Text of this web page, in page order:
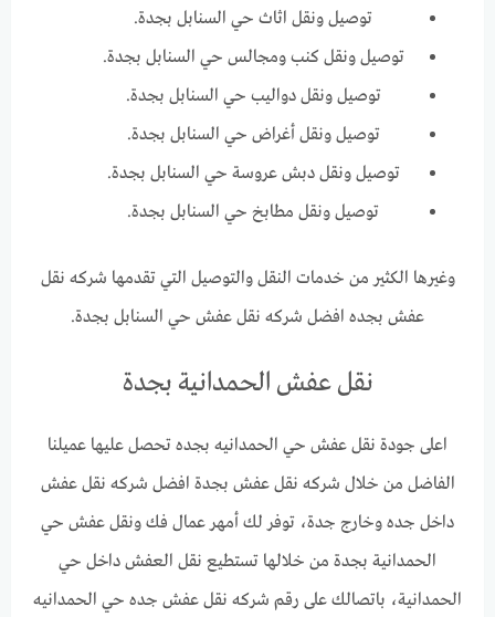
توصيل ونقل اثاث حي السنابل بجدة.
توصيل ونقل كنب ومجالس حي السنابل بجدة.
توصيل ونقل دواليب حي السنابل بجدة.
توصيل ونقل أغراض حي السنابل بجدة.
توصيل ونقل دبش عروسة حي السنابل بجدة.
توصيل ونقل مطابخ حي السنابل بجدة.
وغيرها الكثير من خدمات النقل والتوصيل التي تقدمها شركه نقل
عفش بجده افضل شركه نقل عفش حي السنابل بجدة.
نقل عفش الحمدانية بجدة
اعلى جودة نقل عفش حي الحمدانيه بجده تحصل عليها عميلنا
الفاضل من خلال شركه نقل عفش بجدة افضل شركه نقل عفش
داخل جده وخارج جدة، توفر لك أمهر عمال فك ونقل عفش حي
الحمدانية بجدة من خلالها تستطيع نقل العفش داخل حي
الحمدانية، باتصالك على رقم شركه نقل عفش جده حي الحمدانيه